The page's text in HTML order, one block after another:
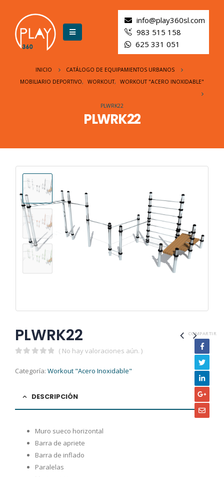
info@play360sl.com
983 515 158
625 331 051
INICIO
CATÁLOGO DE EQUIPAMIENTOS URBANOS
MOBILIARIO DEPORTIVO, WORKOUT, WORKOUT "ACERO INOXIDABLE"
PLWRK22
PLWRK22
PLWRK22
( No hay valoraciones aún. )
Categoría: Workout "Acero Inoxidable"
COMPARTIR
DESCRIPCIÓN
Muro sueco horizontal
Barra de apriete
Barra de inflado
Paralelas